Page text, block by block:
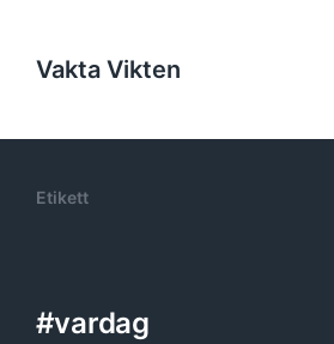
Vakta Vikten
Etikett
#vardag